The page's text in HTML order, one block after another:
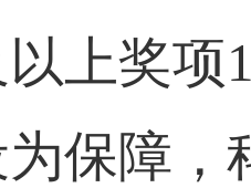
上奖项
为保障